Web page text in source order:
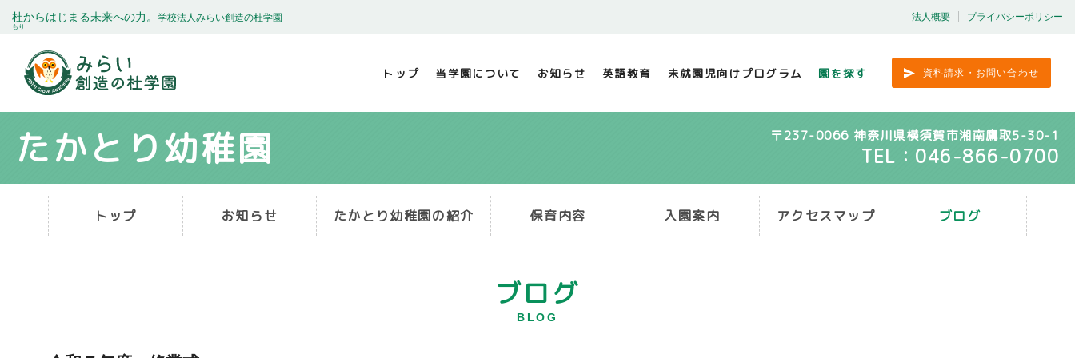
杜
もり
からはじまる未来への力。 学校法人みらい創造の杜学園 法人概要 プライバシーポリシー
トップ 当学園について お知らせ 英語教育 未就園児向けプログラム 園を探す 資料請求・お問い合わせ
たかとり幼稚園 〒237-0066 神奈川県横須賀市湘南鷹取5-30-1
TEL：046-866-0700
トップ お知らせ たかとり幼稚園の紹介 保育内容 入園案内 アクセスマップ ブログ
ブログ
BLOG